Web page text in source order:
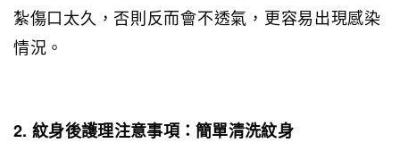
紮傷口太久，否則反而會不透氣，更容易出現感染
情況。
2. 紋身後護理注意事項：簡單清洗紋身